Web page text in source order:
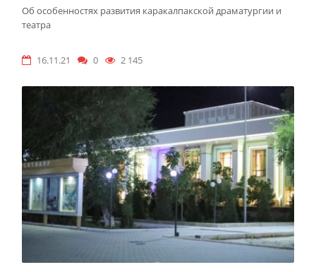
Об особенностях развития каракалпакской драматургии и
театра
16.11.21 0 2 145